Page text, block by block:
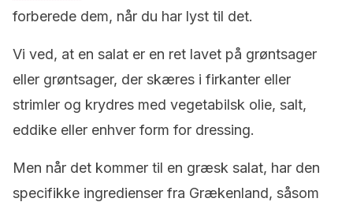
forberede dem, når du har lyst til det.
Vi ved, at en salat er en ret lavet på grøntsager
eller grøntsager, der skæres i firkanter eller
strimler og krydres med vegetabilsk olie, salt,
eddike eller enhver form for dressing.
Men når det kommer til en græsk salat, har den
specifikke ingredienser fra Grækenland, såsom